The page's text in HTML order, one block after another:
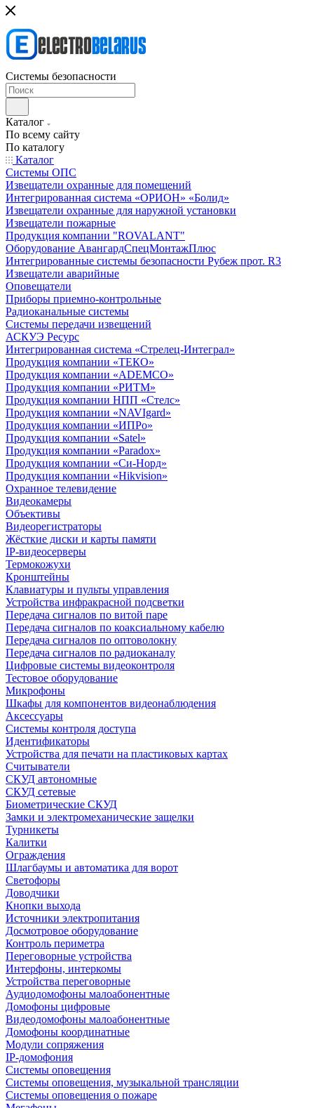
Системы безопасности
Каталог
По всему сайту
По каталогу
Каталог
Системы ОПС
Извещатели охранные для помещений
Интегрированная система «ОРИОН» «Болид»
Извещатели охранные для наружной установки
Извещатели пожарные
Продукция компании "ROVALANT"
Оборудование АвангардСпецМонтажПлюс
Интегрированные системы безопасности Рубеж прот. R3
Извещатели аварийные
Оповещатели
Приборы приемно-контрольные
Радиоканальные системы
Системы передачи извещений
АСКУЭ Ресурс
Интегрированная система «Стрелец-Интеграл»
Продукция компании «ТЕКО»
Продукция компании «ADEMCO»
Продукция компании «РИТМ»
Продукция компании НПП «Стелс»
Продукция компании «NAVIgard»
Продукция компании «ИПРо»
Продукция компании «Satel»
Продукция компании «Paradox»
Продукция компании «Си-Норд»
Продукция компании «Hikvision»
Охранное телевидение
Видеокамеры
Объективы
Видеорегистраторы
Жёсткие диски и карты памяти
IP-видеосерверы
Термокожухи
Кронштейны
Клавиатуры и пульты управления
Устройства инфракрасной подсветки
Передача сигналов по витой паре
Передача сигналов по коаксиальному кабелю
Передача сигналов по оптоволокну
Передача сигналов по радиоканалу
Цифровые системы видеоконтроля
Тестовое оборудование
Микрофоны
Шкафы для компонентов видеонаблюдения
Аксессуары
Системы контроля доступа
Идентификаторы
Устройства для печати на пластиковых картах
Считыватели
СКУД автономные
СКУД сетевые
Биометрические СКУД
Замки и электромеханические защелки
Турникеты
Калитки
Ограждения
Шлагбаумы и автоматика для ворот
Светофоры
Доводчики
Кнопки выхода
Источники электропитания
Досмотровое оборудование
Контроль периметра
Переговорные устройства
Интерфоны, интеркомы
Устройства переговорные
Аудиодомофоны малоабонентные
Домофоны цифровые
Видеодомофоны малоабонентные
Домофоны координатные
Модули сопряжения
IP-домофония
Системы оповещения
Системы оповещения, музыкальной трансляции
Системы оповещения о пожаре